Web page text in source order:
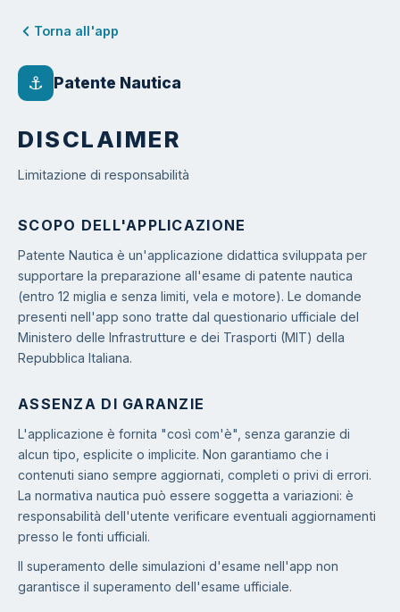
Torna all'app
⚓ Patente Nautica
DISCLAIMER
Limitazione di responsabilità
SCOPO DELL'APPLICAZIONE
Patente Nautica è un'applicazione didattica sviluppata per
supportare la preparazione all'esame di patente nautica
(entro 12 miglia e senza limiti, vela e motore). Le domande
presenti nell'app sono tratte dal questionario ufficiale del
Ministero delle Infrastrutture e dei Trasporti (MIT) della
Repubblica Italiana.
ASSENZA DI GARANZIE
L'applicazione è fornita "così com'è", senza garanzie di
alcun tipo, esplicite o implicite. Non garantiamo che i
contenuti siano sempre aggiornati, completi o privi di errori.
La normativa nautica può essere soggetta a variazioni: è
responsabilità dell'utente verificare eventuali aggiornamenti
presso le fonti ufficiali.
Il superamento delle simulazioni d'esame nell'app non
garantisce il superamento dell'esame ufficiale.